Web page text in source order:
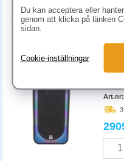
Konferenshögtalare med
specialgjorda för möten, de tar
datorhögtalare är okej för
flera deltagare.
USB-anslutning är pålitligast
stationära mötesrum. Bluetooth
högtalaren ska kunna anslutas
större rum.
Art.nr:
Du kan acceptera eller
genom att klicka på länken
sidan.
Cookie-inställningar